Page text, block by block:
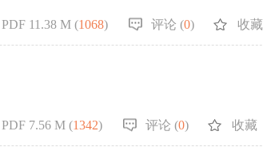
PDF 11.38 M (1068) 评论 (0) 收藏
PDF 7.56 M (1342) 评论 (0) 收藏